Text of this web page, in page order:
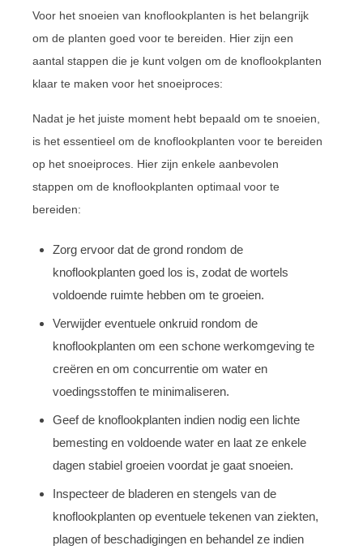
Voor het snoeien van knoflookplanten is het belangrijk
om de planten goed voor te bereiden. Hier zijn een
aantal stappen die je kunt volgen om de knoflookplanten
klaar te maken voor het snoeiproces:
Nadat je het juiste moment hebt bepaald om te snoeien,
is het essentieel om de knoflookplanten voor te bereiden
op het snoeiproces. Hier zijn enkele aanbevolen
stappen om de knoflookplanten optimaal voor te
bereiden:
Zorg ervoor dat de grond rondom de
knoflookplanten goed los is, zodat de wortels
voldoende ruimte hebben om te groeien.
Verwijder eventuele onkruid rondom de
knoflookplanten om een schone werkomgeving te
creëren en om concurrentie om water en
voedingsstoffen te minimaliseren.
Geef de knoflookplanten indien nodig een lichte
bemesting en voldoende water en laat ze enkele
dagen stabiel groeien voordat je gaat snoeien.
Inspecteer de bladeren en stengels van de
knoflookplanten op eventuele tekenen van ziekten,
plagen of beschadigingen en behandel ze indien